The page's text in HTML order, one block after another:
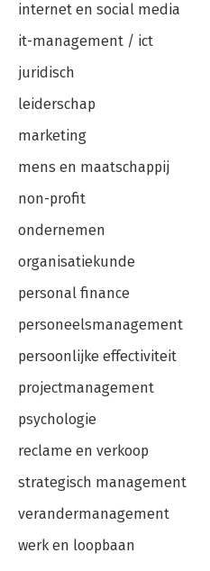
internet en social media
it-management / ict
juridisch
leiderschap
marketing
mens en maatschappij
non-profit
ondernemen
organisatiekunde
personal finance
personeelsmanagement
persoonlijke effectiviteit
projectmanagement
psychologie
reclame en verkoop
strategisch management
verandermanagement
werk en loopbaan